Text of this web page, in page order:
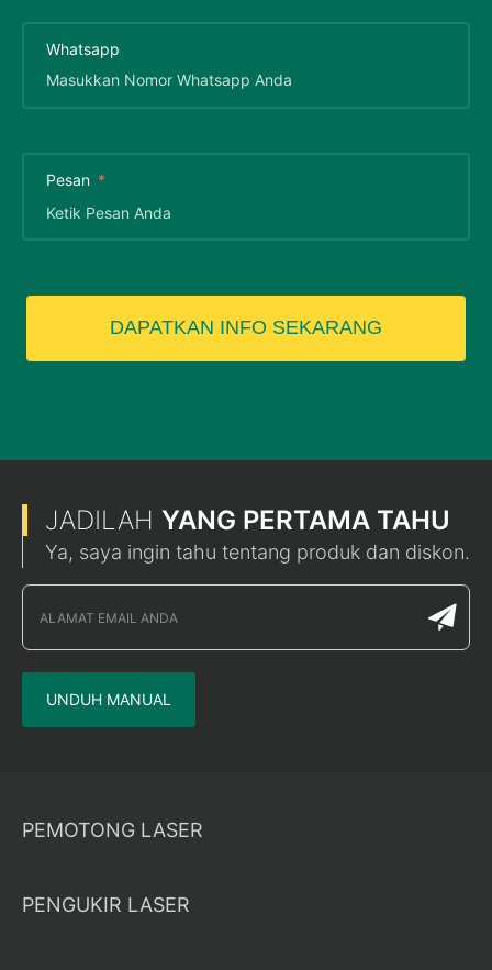
Whatsapp
Pesan
DAPATKAN INFO SEKARANG
JADILAH YANG PERTAMA TAHU
Ya, saya ingin tahu tentang produk dan diskon.
UNDUH MANUAL
PEMOTONG LASER
PENGUKIR LASER